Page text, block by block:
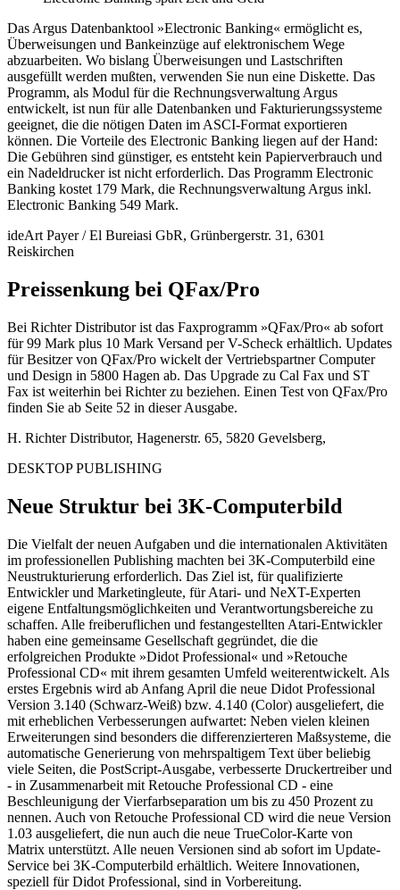
Das Argus Datenbanktool »Electronic Banking« ermöglicht es,
Überweisungen und Bankeinzüge auf elektronischem Wege
abzuarbeiten. Wo bislang Überweisungen und Lastschriften
ausgefüllt werden mußten, verwenden Sie nun eine Diskette. Das
Programm, als Modul für die Rechnungsverwaltung Argus
entwickelt, ist nun für alle Datenbanken und Fakturierungssysteme
geeignet, die die nötigen Daten im ASCI-Format exportieren
können. Die Vorteile des Electronic Banking liegen auf der Hand:
Die Gebühren sind günstiger, es entsteht kein Papierverbrauch und
ein Nadeldrucker ist nicht erforderlich. Das Programm Electronic
Banking kostet 179 Mark, die Rechnungsverwaltung Argus inkl.
Electronic Banking 549 Mark.
ideArt Payer / El Bureiasi GbR, Grünbergerstr. 31, 6301
Reiskirchen
Preissenkung bei QFax/Pro
Bei Richter Distributor ist das Faxprogramm »QFax/Pro« ab sofort
für 99 Mark plus 10 Mark Versand per V-Scheck erhältlich. Updates
für Besitzer von QFax/Pro wickelt der Vertriebspartner Computer
und Design in 5800 Hagen ab. Das Upgrade zu Cal Fax und ST
Fax ist weiterhin bei Richter zu beziehen. Einen Test von QFax/Pro
finden Sie ab Seite 52 in dieser Ausgabe.
H. Richter Distributor, Hagenerstr. 65, 5820 Gevelsberg,
DESKTOP PUBLISHING
Neue Struktur bei 3K-Computerbild
Die Vielfalt der neuen Aufgaben und die internationalen Aktivitäten
im professionellen Publishing machten bei 3K-Computerbild eine
Neustrukturierung erforderlich. Das Ziel ist, für qualifizierte
Entwickler und Marketingleute, für Atari- und NeXT-Experten
eigene Entfaltungsmöglichkeiten und Verantwortungsbereiche zu
schaffen. Alle freiberuflichen und festangestellten Atari-Entwickler
haben eine gemeinsame Gesellschaft gegründet, die die
erfolgreichen Produkte »Didot Professional« und »Retouche
Professional CD« mit ihrem gesamten Umfeld weiterentwickelt. Als
erstes Ergebnis wird ab Anfang April die neue Didot Professional
Version 3.140 (Schwarz-Weiß) bzw. 4.140 (Color) ausgeliefert, die
mit erheblichen Verbesserungen aufwartet: Neben vielen kleinen
Erweiterungen sind besonders die differenzierteren Maßsysteme, die
automatische Generierung von mehrspaltigem Text über beliebig
viele Seiten, die PostScript-Ausgabe, verbesserte Druckertreiber und
- in Zusammenarbeit mit Retouche Professional CD - eine
Beschleunigung der Vierfarbseparation um bis zu 450 Prozent zu
nennen. Auch von Retouche Professional CD wird die neue Version
1.03 ausgeliefert, die nun auch die neue TrueColor-Karte von
Matrix unterstützt. Alle neuen Versionen sind ab sofort im Update-
Service bei 3K-Computerbild erhältlich. Weitere Innovationen,
speziell für Didot Professional, sind in Vorbereitung.